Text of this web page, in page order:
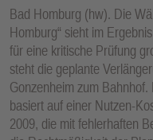
Bad Homburg (hw). Die
Homburg“ sieht im
für eine kritische Prüfung
steht die geplante
Gonzenheim zum
basiert auf einer Nutzen-
2009, die mit fehlerhaften
U
N
K
TI
O
N